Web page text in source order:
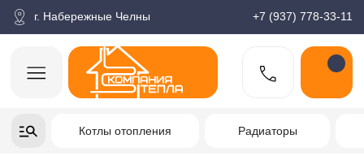
г. Набережные Челны
Котлы отопления Радиаторы Водонагреватели
+7-937-778-33-11